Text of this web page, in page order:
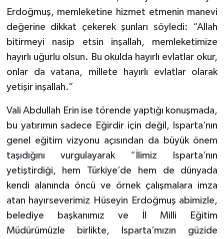
Erdoğmuş, memleketine hizmet etmenin manevi
değerine dikkat çekerek şunları söyledi: “Allah
bitirmeyi nasip etsin inşallah, memleketimize
hayırlı uğurlu olsun. Bu okulda hayırlı evlatlar okur,
onlar da vatana, millete hayırlı evlatlar olarak
yetişir inşallah.”
Vali Abdullah Erin ise törende yaptığı konuşmada,
bu yatırımın sadece Eğirdir için değil, Isparta’nın
genel eğitim vizyonu açısından da büyük önem
taşıdığını vurgulayarak “İlimiz Isparta’nın
yetiştirdiği, hem Türkiye’de hem de dünyada
kendi alanında öncü ve örnek çalışmalara imza
atan hayırseverimiz Hüseyin Erdoğmuş abimizle,
belediye başkanımız ve İl Milli Eğitim
Müdürümüzle birlikte, Isparta’mızın güzide
Künye